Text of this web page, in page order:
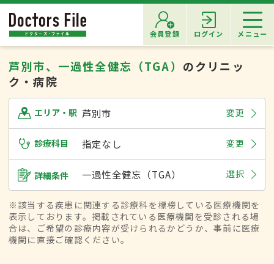
会員登録 ログイン メニュー
芦別市、一過性全健忘（TGA） のクリニッ
ク・病院
エリア・駅 芦別市 変更
診療科目 指定なし 変更
詳細条件 一過性全健忘（TGA） 選択
※該当する疾患に関連する診療科を標榜している医療機関を
表示しております。掲載されている医療機関を受診される場
合は、ご希望の診療内容が受けられるかどうか、事前に医療
機関に直接ご確認ください。